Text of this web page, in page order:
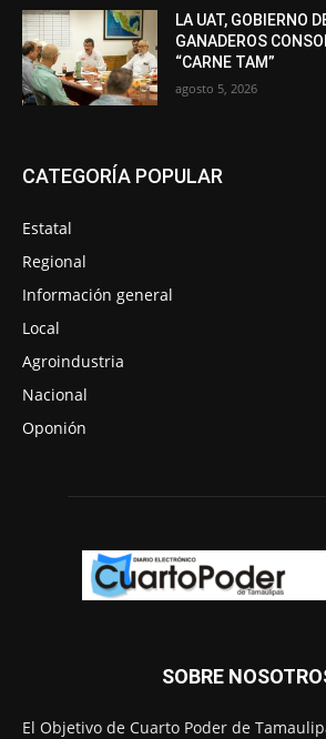
LA UAT, GOBIERNO
GANADEROS
“CARNE TAM”
agosto 5, 2026
CATEGORÍA POPULAR
Estatal
Regional
Información general
Local
Agroindustria
Nacional
Oponión
SOBRE
El Objetivo de Cuarto Poder de